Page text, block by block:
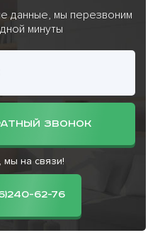
данные, мы перезвоним
минуты
ЗВОНОК
мы на связи!
62-76